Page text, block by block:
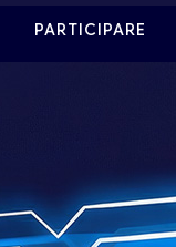
PARTICIPARE